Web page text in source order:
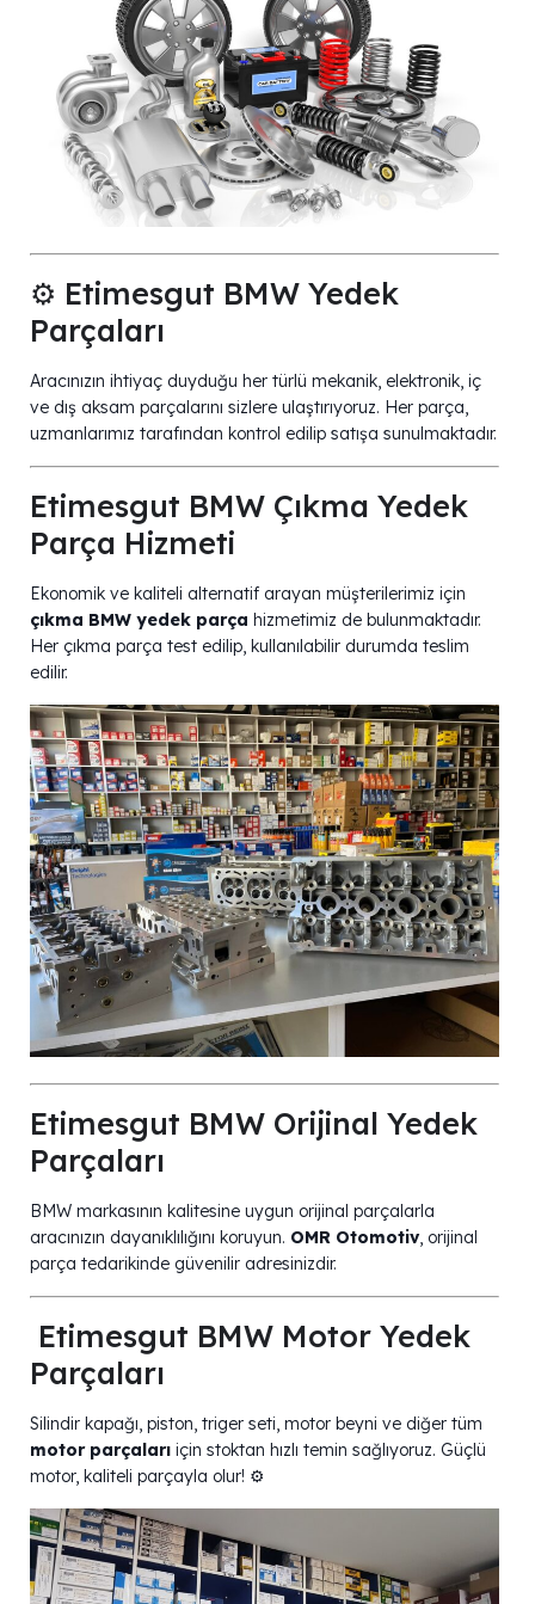
⚙️ Etimesgut BMW Yedek
Parçaları
Aracınızın ihtiyaç duyduğu her türlü mekanik, elektronik, iç
ve dış aksam parçalarını sizlere ulaştırıyoruz. Her parça,
uzmanlarımız tarafından kontrol edilip satışa sunulmaktadır.
Etimesgut BMW Çıkma Yedek
Parça Hizmeti
Ekonomik ve kaliteli alternatif arayan müşterilerimiz için
çıkma BMW yedek parça hizmetimiz de bulunmaktadır.
Her çıkma parça test edilip, kullanılabilir durumda teslim
edilir.
Etimesgut BMW Orijinal Yedek
Parçaları
BMW markasının kalitesine uygun orijinal parçalarla
aracınızın dayanıklılığını koruyun. OMR Otomotiv, orijinal
parça tedarikinde güvenilir adresinizdir.
️ Etimesgut BMW Motor Yedek
Parçaları
Silindir kapağı, piston, triger seti, motor beyni ve diğer tüm
motor parçaları için stoktan hızlı temin sağlıyoruz. Güçlü
motor, kaliteli parçayla olur! ⚙️